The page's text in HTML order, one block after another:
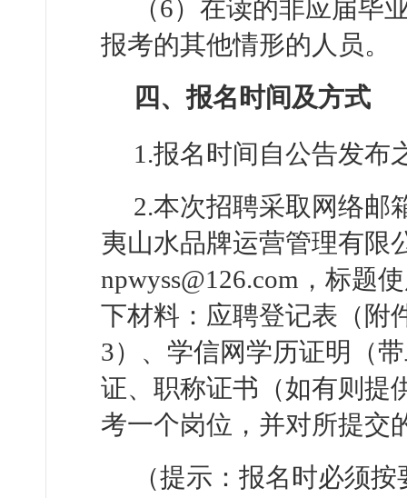
（6）在读的非应届毕
报考的其他情形的人员。
四、报名时间及方式
1.报名时间自公告发布
2.本次招聘采取网络邮
夷山水品牌运营管理有限
npwyss@126.com，标题
下材料：应聘登记表（附
3）、学信网学历证明（
证、职称证书（如有则提
考一个岗位，并对所提交
（提示：报名时必须